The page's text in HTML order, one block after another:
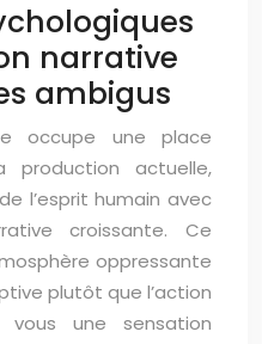
narrative
ambigus
occupe une place
production actuelle,
l’esprit humain avec
croissante. Ce
oppressante
plutôt que l’action
vous une sensation